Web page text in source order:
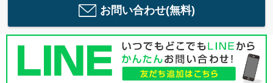
お問い合わせ(無料)